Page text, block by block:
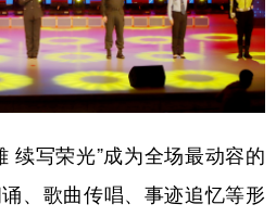
写荣光”成为全场最动容的
、歌曲传唱、事迹追忆等形